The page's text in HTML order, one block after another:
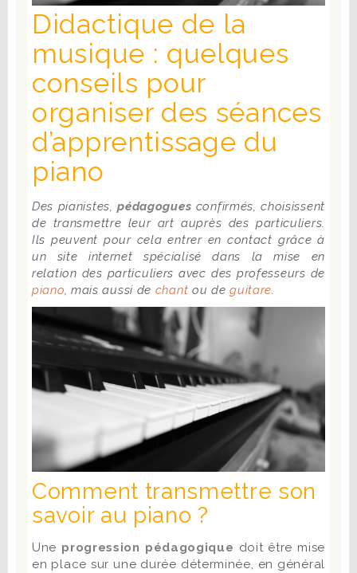
Didactique de la
musique : quelques
conseils pour
organiser des séances
d’apprentissage du
piano
Des pianistes,pédagogues confirmés, choisissent
de transmettre leur art auprès des particuliers.
Ils peuvent pour cela entrer en contact grâce à
un site internet spécialisé dans la mise en
relation des particuliers avec des professeurs de
piano, mais aussi de chant ou deguitare.
Comment transmettre son
savoir au piano ?
Une progression pédagogique doit être mise
en place sur une durée déterminée, en général